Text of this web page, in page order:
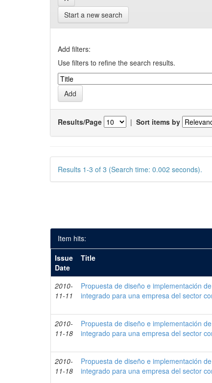
Start a new search
Add filters:
Use filters to refine the search results.
Results/Page | Sort items by
Results 1-3 of 3 (Search time: 0.002 seconds).
Item hits:
Issue
Date
Title
2010-
11-11
Propuesta de diseño e implementación
integrado para una empresa del sector
2010-
11-18
Propuesta de diseño e implementación
integrado para una empresa del sector
2010-
11-18
Propuesta de diseño e implementación
integrado para una empresa del sector